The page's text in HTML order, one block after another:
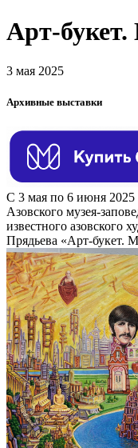
Арт-
3 мая 2025
Архивные выставки
С 3 мая по 6 июня 2025
Азовского музея-
известного азовского
Прядьева «Арт-букет.